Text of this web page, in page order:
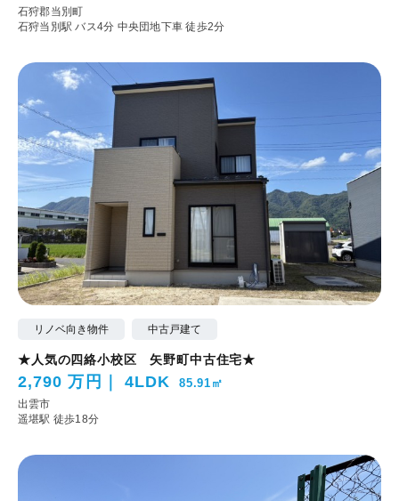
石狩郡当別町
石狩当別駅 バス4分 中央団地下車 徒歩2分
リノベ向き物件 中古戸建て
★人気の四絡小校区 矢野町中古住宅★
2,790 万円 4LDK 85.91㎡
出雲市
遥堪駅 徒歩18分